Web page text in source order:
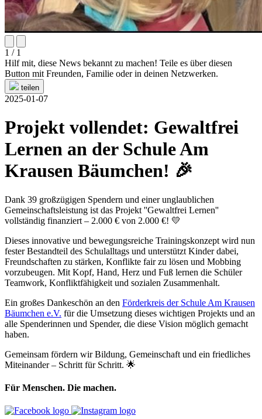
1 / 1
Hilf mit, diese News bekannt zu machen! Teile es über diesen
Button mit Freunden, Familie oder in deinen Netzwerken.
teilen
2025-01-07
Projekt vollendet: Gewaltfrei
Lernen an der Schule Am
Krausen Bäumchen! 🎉
Dank 39 großzügigen Spendern und einer unglaublichen
Gemeinschaftsleistung ist das Projekt ''Gewaltfrei Lernen''
vollständig finanziert – 2.000 € von 2.000 €! 💛
Dieses innovative und bewegungsreiche Trainingskonzept wird nun
fester Bestandteil des Schulalltags und unterstützt Kinder dabei,
Freundschaften zu stärken, Konflikte fair zu lösen und Mobbing
vorzubeugen. Mit Kopf, Hand, Herz und Fuß lernen die Schüler
Teamwork, Konfliktfähigkeit und sozialen Zusammenhalt.
Ein großes Dankeschön an den Förderkreis der Schule Am Krausen
Bäumchen e.V. für die Umsetzung dieses wichtigen Projekts und an
alle Spenderinnen und Spender, die diese Vision möglich gemacht
haben.
Gemeinsam fördern wir Bildung, Gemeinschaft und ein friedliches
Miteinander – Schritt für Schritt. 🌟
Für Menschen. Die machen.